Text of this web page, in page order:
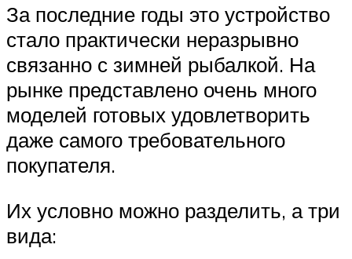
За последние годы это устройство
стало практически неразрывно
связанно с зимней рыбалкой. На
рынке представлено очень много
моделей готовых удовлетворить
даже самого требовательного
покупателя.
Их условно можно разделить, а три
вида: